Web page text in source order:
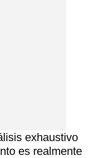
exhaustivo
es realmente